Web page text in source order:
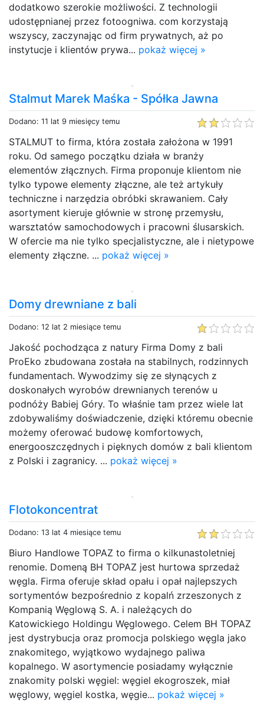
dodatkowo szerokie możliwości. Z technologii
udostępnianej przez fotoogniwa. com korzystają
wszyscy, zaczynając od firm prywatnych, aż po
instytucje i klientów prywa... pokaż więcej »
Stalmut Marek Maśka - Spółka Jawna
Dodano: 11 lat 9 miesięcy temu
STALMUT to firma, która została założona w 1991
roku. Od samego początku działa w branży
elementów złącznych. Firma proponuje klientom nie
tylko typowe elementy złączne, ale też artykuły
techniczne i narzędzia obróbki skrawaniem. Cały
asortyment kieruje głównie w stronę przemysłu,
warsztatów samochodowych i pracowni ślusarskich.
W ofercie ma nie tylko specjalistyczne, ale i nietypowe
elementy złączne. ... pokaż więcej »
Domy drewniane z bali
Dodano: 12 lat 2 miesiące temu
Jakość pochodząca z natury Firma Domy z bali
ProEko zbudowana została na stabilnych, rodzinnych
fundamentach. Wywodzimy się ze słynących z
doskonałych wyrobów drewnianych terenów u
podnóży Babiej Góry. To właśnie tam przez wiele lat
zdobywaliśmy doświadczenie, dzięki któremu obecnie
możemy oferować budowę komfortowych,
energooszczędnych i pięknych domów z bali klientom
z Polski i zagranicy. ... pokaż więcej »
Flotokoncentrat
Dodano: 13 lat 4 miesiące temu
Biuro Handlowe TOPAZ to firma o kilkunastoletniej
renomie. Domeną BH TOPAZ jest hurtowa sprzedaż
węgla. Firma oferuje skład opału i opał najlepszych
sortymentów bezpośrednio z kopalń zrzeszonych z
Kompanią Węglową S. A. i należących do
Katowickiego Holdingu Węglowego. Celem BH TOPAZ
jest dystrybucja oraz promocja polskiego węgla jako
znakomitego, wyjątkowo wydajnego paliwa
kopalnego. W asortymencie posiadamy wyłącznie
znakomity polski węgiel: węgiel ekogroszek, miał
węglowy, węgiel kostka, węgie... pokaż więcej »